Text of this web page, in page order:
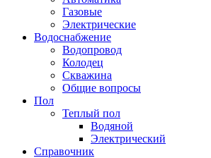
Газовые
Электрические
Водоснабжение
Водопровод
Колодец
Скважина
Общие вопросы
Пол
Теплый пол
Водяной
Электрический
Справочник